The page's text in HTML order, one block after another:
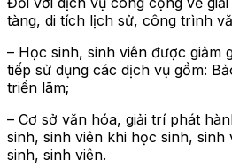
tàng, di tích lịch sử, công trình
– Học sinh, sinh viên được giảm
tiếp sử dụng các dịch vụ gồm:
triển lãm;
– Cơ sở văn hóa, giải trí phát
sinh, sinh viên khi học sinh, sinh
sinh, sinh viên.